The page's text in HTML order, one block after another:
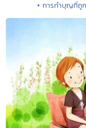
• การทำบุญที่